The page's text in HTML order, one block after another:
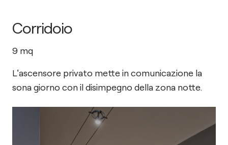
Corridoio
9 mq
L'ascensore privato mette in comunicazione la
sona giorno con il disimpegno della zona notte.